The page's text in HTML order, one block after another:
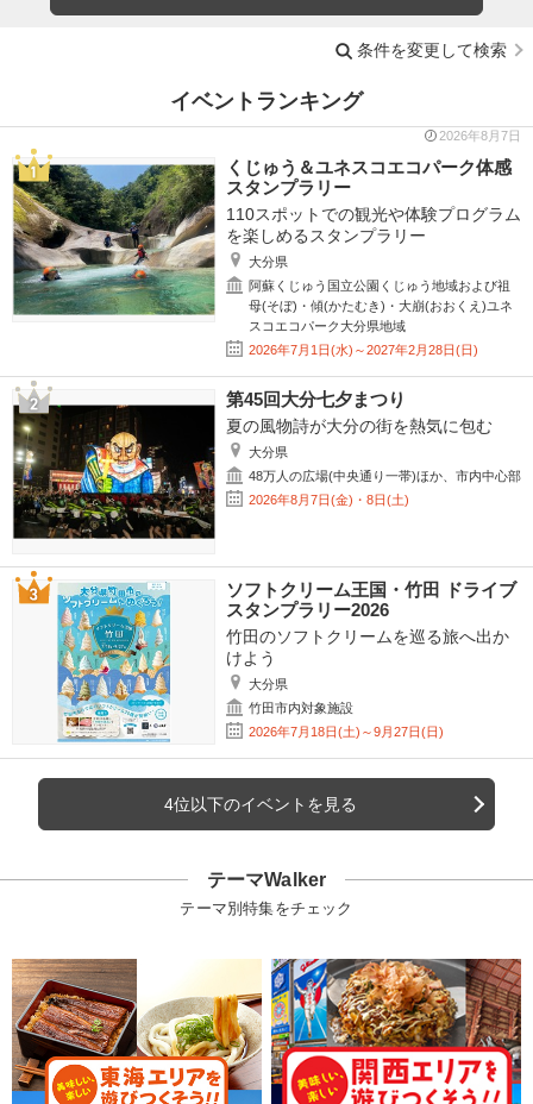
条件を変更して検索
イベントランキング
2026年8月7日
くじゅう＆ユネスコエコパーク体感
スタンプラリー
110スポットでの観光や体験プログラム
を楽しめるスタンプラリー
大分県
阿蘇くじゅう国立公園くじゅう地域および祖
母(そぼ)・傾(かたむき)・大崩(おおくえ)ユネ
スコエコパーク大分県地域
2026年7月1日(水)～2027年2月28日(日)
第45回大分七夕まつり
夏の風物詩が大分の街を熱気に包む
大分県
48万人の広場(中央通り一帯)ほか、市内中心部
2026年8月7日(金)・8日(土)
ソフトクリーム王国・竹田 ドライブ
スタンプラリー2026
竹田のソフトクリームを巡る旅へ出か
けよう
大分県
竹田市内対象施設
2026年7月18日(土)～9月27日(日)
4位以下のイベントを見る
テーマWalker
テーマ別特集をチェック